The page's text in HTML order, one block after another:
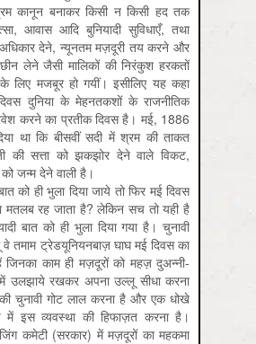
कानून बनाकर किसी न किसी हद तक
आवास आदि बुनियादी सुविधाएँ, तथा
देने, न्यूनतम मज़दूरी तय करने और
छीन लेने जैसी मालिकों की निरंकुश हरकतों
लिए मजबूर हो गयीं। इसीलिए यह कहा
दुनिया के मेहनतकशों के राजनीतिक
करने का प्रतीक दिवस है। मई, 1886
था कि बीसवीं सदी में श्रम की ताकत
की सत्ता को झकझोर देने वाले विकट,
जन्म देने वाली है।
को ही भुला दिया जाये तो फिर मई दिवस
मतलब रह जाता है? लेकिन सच तो यही है
बात को ही भुला दिया गया है। चुनावी
वे तमाम ट्रेडयूनियनबाज़ घाघ मई दिवस का
काम ही मज़दूरों को महज़ दुअन्नी-
उलझाये रखकर अपना उल्लू सीधा करना
चुनावी गोट लाल करना है और एक धोखे
इस व्यवस्था की हिफाज़त करना है।
कमेटी (सरकार) में मज़दूरों का महकमा